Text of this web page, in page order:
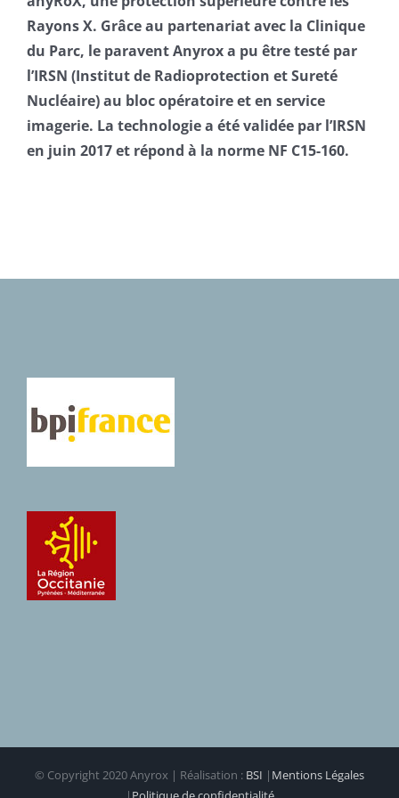
Rayons X. Grâce au partenariat avec la Clinique
du Parc, le paravent Anyrox a pu être testé par
l’IRSN (Institut de Radioprotection et Sureté
Nucléaire) au bloc opératoire et en service
imagerie. La technologie a été validée par l’IRSN
en juin 2017 et répond à la norme NF C15-160.
© Copyright 2020 Anyrox | Réalisation : BSI | Mentions Légales